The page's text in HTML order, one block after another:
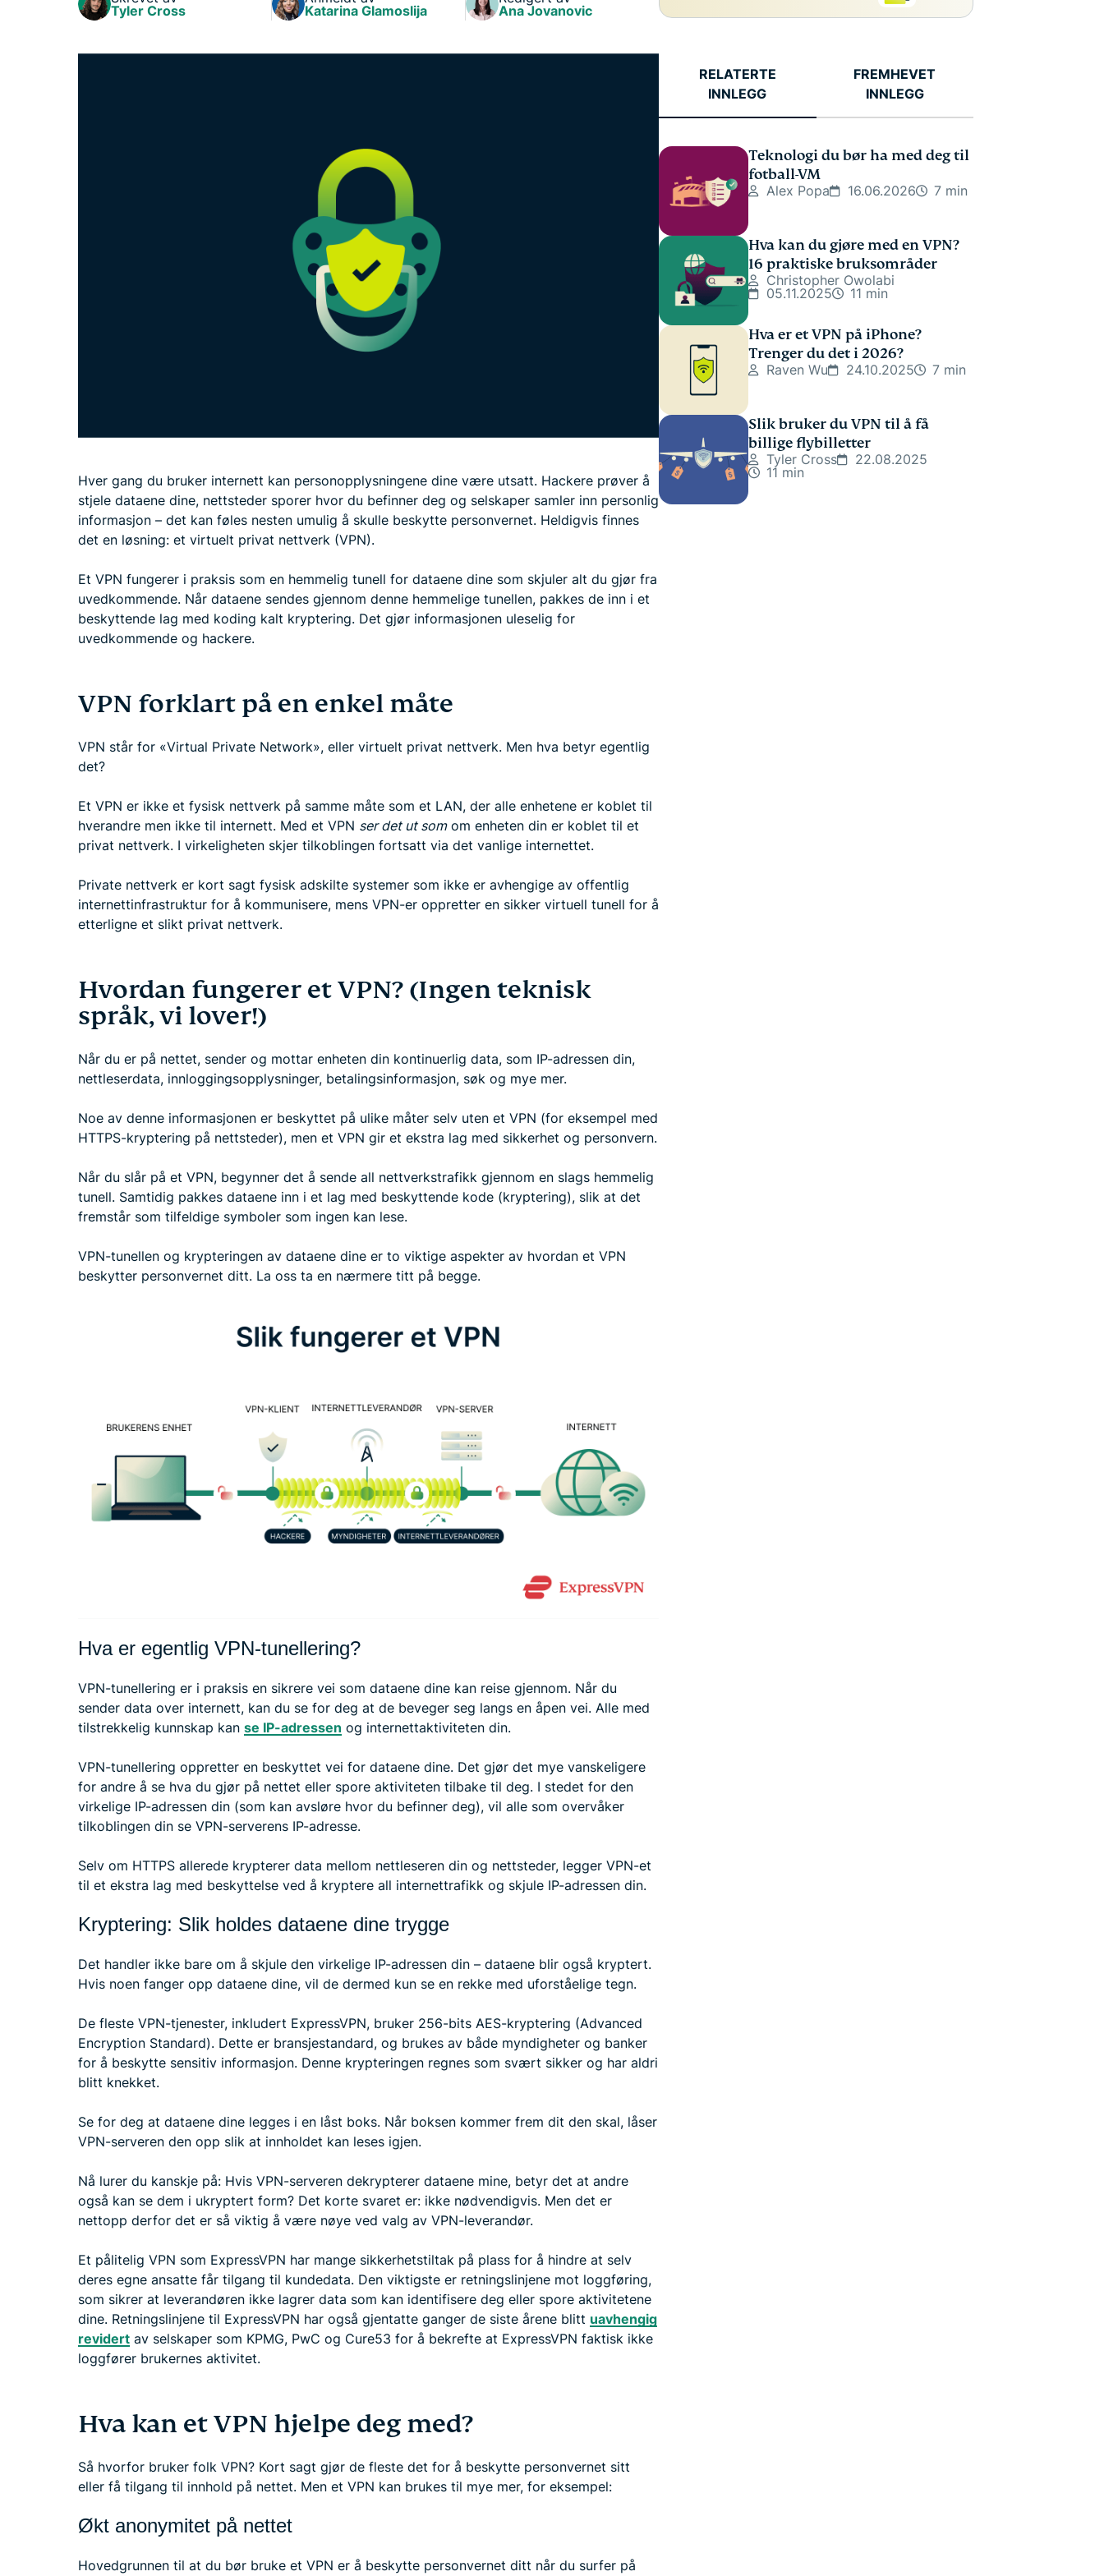
personvern.
Identity
Tyler Cross
Katarina Glamoslija
Ana Jovanovic
Hver gang du bruker internett kan personopplysningene dine være utsatt. Hackere prøver å
stjele dataene dine, nettsteder sporer hvor du befinner deg og selskaper samler inn personlig
informasjon – det kan føles nesten umulig å skulle beskytte personvernet. Heldigvis finnes
det en løsning: et virtuelt privat nettverk (VPN).
Et VPN fungerer i praksis som en hemmelig tunell for dataene dine som skjuler alt du gjør fra
uvedkommende. Når dataene sendes gjennom denne hemmelige tunellen, pakkes de inn i et
beskyttende lag med koding kalt kryptering. Det gjør informasjonen uleselig for
uvedkommende og hackere.
VPN forklart på en enkel måte
VPN står for «Virtual Private Network», eller virtuelt privat nettverk. Men hva betyr egentlig
det?
Et VPN er ikke et fysisk nettverk på samme måte som et LAN, der alle enhetene er koblet til
hverandre men ikke til internett. Med et VPN ser det ut somom enheten din er koblet til et
privat nettverk. I virkeligheten skjer tilkoblingen fortsatt via det vanlige internettet.
Private nettverk er kort sagt fysisk adskilte systemer som ikke er avhengige av offentlig
internettinfrastruktur for å kommunisere, mens VPN-er oppretter en sikker virtuell tunell for å
etterligne et slikt privat nettverk.
Hvordan fungerer et VPN? (Ingen teknisk
språk, vi lover!)
Når du er på nettet, sender og mottar enheten din kontinuerlig data, som IP-adressen din,
nettleserdata, innloggingsopplysninger, betalingsinformasjon, søk og mye mer.
Noe av denne informasjonen er beskyttet på ulike måter selv uten et VPN (for eksempel med
HTTPS-kryptering på nettsteder), men et VPN gir et ekstra lag med sikkerhet og personvern.
Når du slår på et VPN, begynner det å sende all nettverkstrafikk gjennom en slags hemmelig
tunell. Samtidig pakkes dataene inn i et lag med beskyttende kode (kryptering), slik at det
fremstår som tilfeldige symboler som ingen kan lese.
VPN-tunellen og krypteringen av dataene dine er to viktige aspekter av hvordan et VPN
beskytter personvernet ditt. La oss ta en nærmere titt på begge.
Hva er egentlig VPN-tunellering?
VPN-tunellering er i praksis en sikrere vei som dataene dine kan reise gjennom. Når du
sender data over internett, kan du se for deg at de beveger seg langs en åpen vei. Alle med
tilstrekkelig kunnskap kan se IP-adressen og internettaktiviteten din.
VPN-tunellering oppretter en beskyttet vei for dataene dine. Det gjør det mye vanskeligere
for andre å se hva du gjør på nettet eller spore aktiviteten tilbake til deg. I stedet for den
virkelige IP-adressen din (som kan avsløre hvor du befinner deg), vil alle som overvåker
tilkoblingen din se VPN-serverens IP-adresse.
Selv om HTTPS allerede krypterer data mellom nettleseren din og nettsteder, legger VPN-et
til et ekstra lag med beskyttelse ved å kryptere all internettrafikk og skjule IP-adressen din.
Kryptering: Slik holdes dataene dine trygge
Det handler ikke bare om å skjule den virkelige IP-adressen din – dataene blir også kryptert.
Hvis noen fanger opp dataene dine, vil de dermed kun se en rekke med uforståelige tegn.
De fleste VPN-tjenester, inkludert ExpressVPN, bruker 256-bits AES-kryptering (Advanced
Encryption Standard). Dette er bransjestandard, og brukes av både myndigheter og banker
for å beskytte sensitiv informasjon. Denne krypteringen regnes som svært sikker og har aldri
blitt knekket.
Se for deg at dataene dine legges i en låst boks. Når boksen kommer frem dit den skal, låser
VPN-serveren den opp slik at innholdet kan leses igjen.
Nå lurer du kanskje på: Hvis VPN-serveren dekrypterer dataene mine, betyr det at andre
også kan se dem i ukryptert form? Det korte svaret er: ikke nødvendigvis. Men det er
nettopp derfor det er så viktig å være nøye ved valg av VPN-leverandør.
Et pålitelig VPN som ExpressVPN har mange sikkerhetstiltak på plass for å hindre at selv
deres egne ansatte får tilgang til kundedata. Den viktigste er retningslinjene mot loggføring,
som sikrer at leverandøren ikke lagrer data som kan identifisere deg eller spore aktivitetene
dine. Retningslinjene til ExpressVPN har også gjentatte ganger de siste årene blitt uavhengig
revidert av selskaper som KPMG, PwC og Cure53 for å bekrefte at ExpressVPN faktisk ikke
loggfører brukernes aktivitet.
Hva kan et VPN hjelpe deg med?
Så hvorfor bruker folk VPN? Kort sagt gjør de fleste det for å beskytte personvernet sitt
eller få tilgang til innhold på nettet. Men et VPN kan brukes til mye mer, for eksempel:
Økt anonymitet på nettet
Hovedgrunnen til at du bør bruke et VPN er å beskytte personvernet ditt når du surfer på
RELATERTE
INNLEGG
FREMHEVET
INNLEGG
Teknologi du bør ha med deg til
fotball-VM
Alex Popa 16.06.2026 7 min
Hva kan du gjøre med en VPN?
16 praktiske bruksområder
Christopher Owolabi
05.11.2025
11 min
Hva er et VPN på iPhone?
Trenger du det i 2026?
Raven Wu 24.10.2025 7 min
Slik bruker du VPN til å få
billige flybilletter
Tyler Cross
22.08.2025
11 min